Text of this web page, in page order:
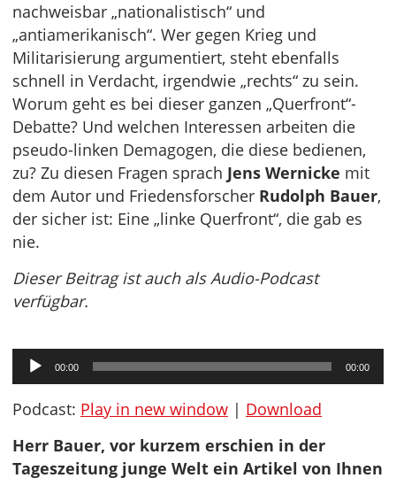
nachweisbar „nationalistisch“ und
„antiamerikanisch“. Wer gegen Krieg und
Militarisierung argumentiert, steht ebenfalls
schnell in Verdacht, irgendwie „rechts“ zu sein.
Worum geht es bei dieser ganzen „Querfront“-
Debatte? Und welchen Interessen arbeiten die
pseudo-linken Demagogen, die diese bedienen,
zu? Zu diesen Fragen sprach Jens Wernicke mit
dem Autor und Friedensforscher Rudolph Bauer,
der sicher ist: Eine „linke Querfront“, die gab es
nie.
Dieser Beitrag ist auch als Audio-Podcast
verfügbar.
Audio-
Player
00:00 00:00
Podcast: Play in new window | Download
Herr Bauer, vor kurzem erschien in der
Tageszeitung junge Welt ein Artikel von Ihnen